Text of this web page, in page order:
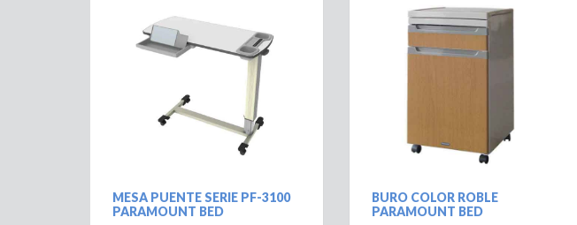
MESA PUENTE SERIE PF-3100
PARAMOUNT BED
BURO COLOR ROBLE
PARAMOUNT BED